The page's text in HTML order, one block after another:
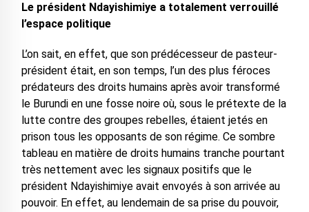
Le président Ndayishimiye a totalement verrouillé
l’espace politique
L’on sait, en effet, que son prédécesseur de pasteur-
président était, en son temps, l’un des plus féroces
prédateurs des droits humains après avoir transformé
le Burundi en une fosse noire où, sous le prétexte de la
lutte contre des groupes rebelles, étaient jetés en
prison tous les opposants de son régime. Ce sombre
tableau en matière de droits humains tranche pourtant
très nettement avec les signaux positifs que le
président Ndayishimiye avait envoyés à son arrivée au
pouvoir. En effet, au lendemain de sa prise du pouvoir,